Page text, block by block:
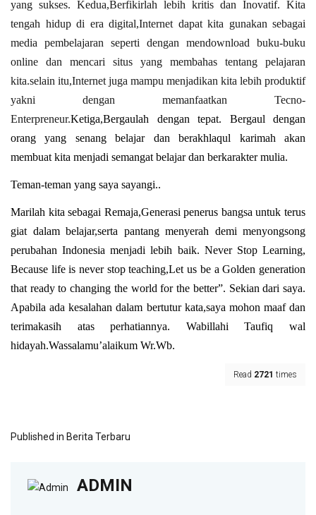
yang sukses. Kedua,Berfikirlah lebih kritis dan Inovatif. Kita
tengah hidup di era digital,Internet dapat kita gunakan sebagai
media pembelajaran seperti dengan mendownload buku-buku
online dan mencari situs yang membahas tentang pelajaran
kita.selain itu,Internet juga mampu menjadikan kita lebih produktif
yakni dengan memanfaatkan Tecno-
Enterpreneur.Ketiga,Bergaulah dengan tepat. Bergaul dengan
orang yang senang belajar dan berakhlaqul karimah akan
membuat kita menjadi semangat belajar dan berkarakter mulia.
Teman-teman yang saya sayangi..
Marilah kita sebagai Remaja,Generasi penerus bangsa untuk terus
giat dalam belajar,serta pantang menyerah demi menyongsong
perubahan Indonesia menjadi lebih baik. Never Stop Learning,
Because life is never stop teaching,Let us be a Golden generation
that ready to changing the world for the better”. Sekian dari saya.
Apabila ada kesalahan dalam bertutur kata,saya mohon maaf dan
terimakasih atas perhatiannya. Wabillahi Taufiq wal
hidayah.Wassalamu’alaikum Wr.Wb.
Read 2721 times
Published in Berita Terbaru
ADMIN